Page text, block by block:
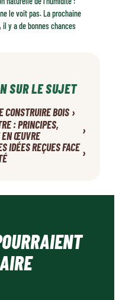
le voit pas. La prochaine
y a de bonnes chances
SUR LE SUJET
CONSTRUIRE BOIS›
: PRINCIPES,
EN ŒUVRE
›
IDÉES REÇUES FACE ›